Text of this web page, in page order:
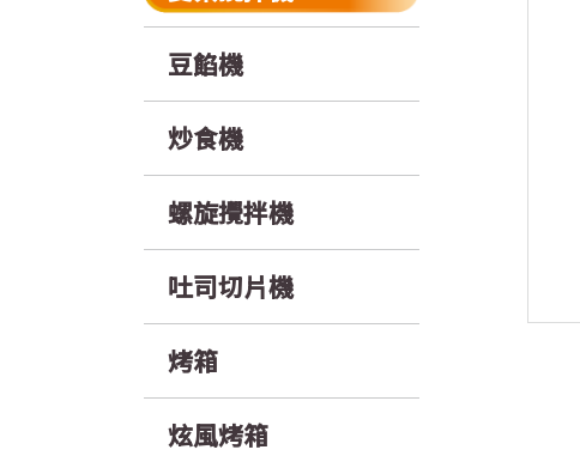
豆餡機
炒食機
螺旋攪拌機
吐司切片機
烤箱
炫風烤箱